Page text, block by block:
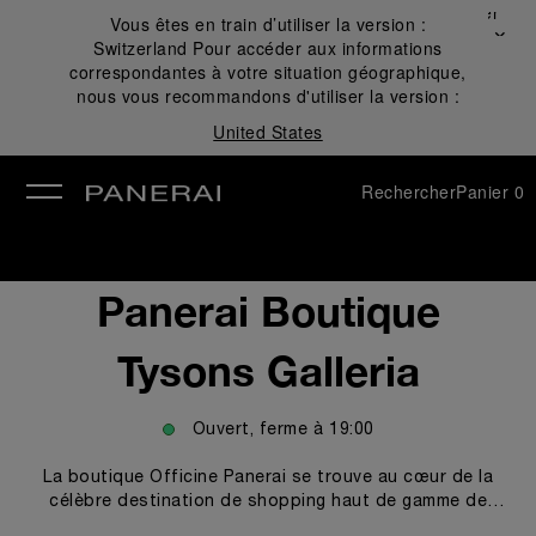
Vous êtes en train d’utiliser la version :
Switzerland Pour accéder aux informations
correspondantes à votre situation géographique,
nous vous recommandons d'utiliser la version :
United States
Fermer
✕
RechercherPanier 0
Panerai Boutique
Tysons Galleria
Ouvert, ferme à 19:00
La boutique Officine Panerai se trouve au cœur de la
célèbre destination de shopping haut de gamme de